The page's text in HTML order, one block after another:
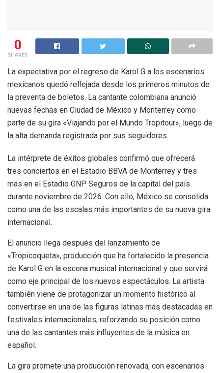
0
SHARES
La expectativa por el regreso de Karol G a los escenarios
mexicanos quedó reflejada desde los primeros minutos de
la preventa de boletos. La cantante colombiana anunció
nuevas fechas en Ciudad de México y Monterrey como
parte de su gira «Viajando por el Mundo Tropitour», luego de
la alta demanda registrada por sus seguidores.
La intérprete de éxitos globales confirmó que ofrecerá
tres conciertos en el Estadio BBVA de Monterrey y tres
más en el Estadio GNP Seguros de la capital del país
durante noviembre de 2026. Con ello, México se consolida
como una de las escalas más importantes de su nueva gira
internacional.
El anuncio llega después del lanzamiento de
«Tropicoqueta», producción que ha fortalecido la presencia
de Karol G en la escena musical internacional y que servirá
como eje principal de los nuevos espectáculos. La artista
también viene de protagonizar un momento histórico al
convertirse en una de las figuras latinas más destacadas en
festivales internacionales, reforzando su posición como
una de las cantantes más influyentes de la música en
español.
La gira promete una producción renovada, con escenarios